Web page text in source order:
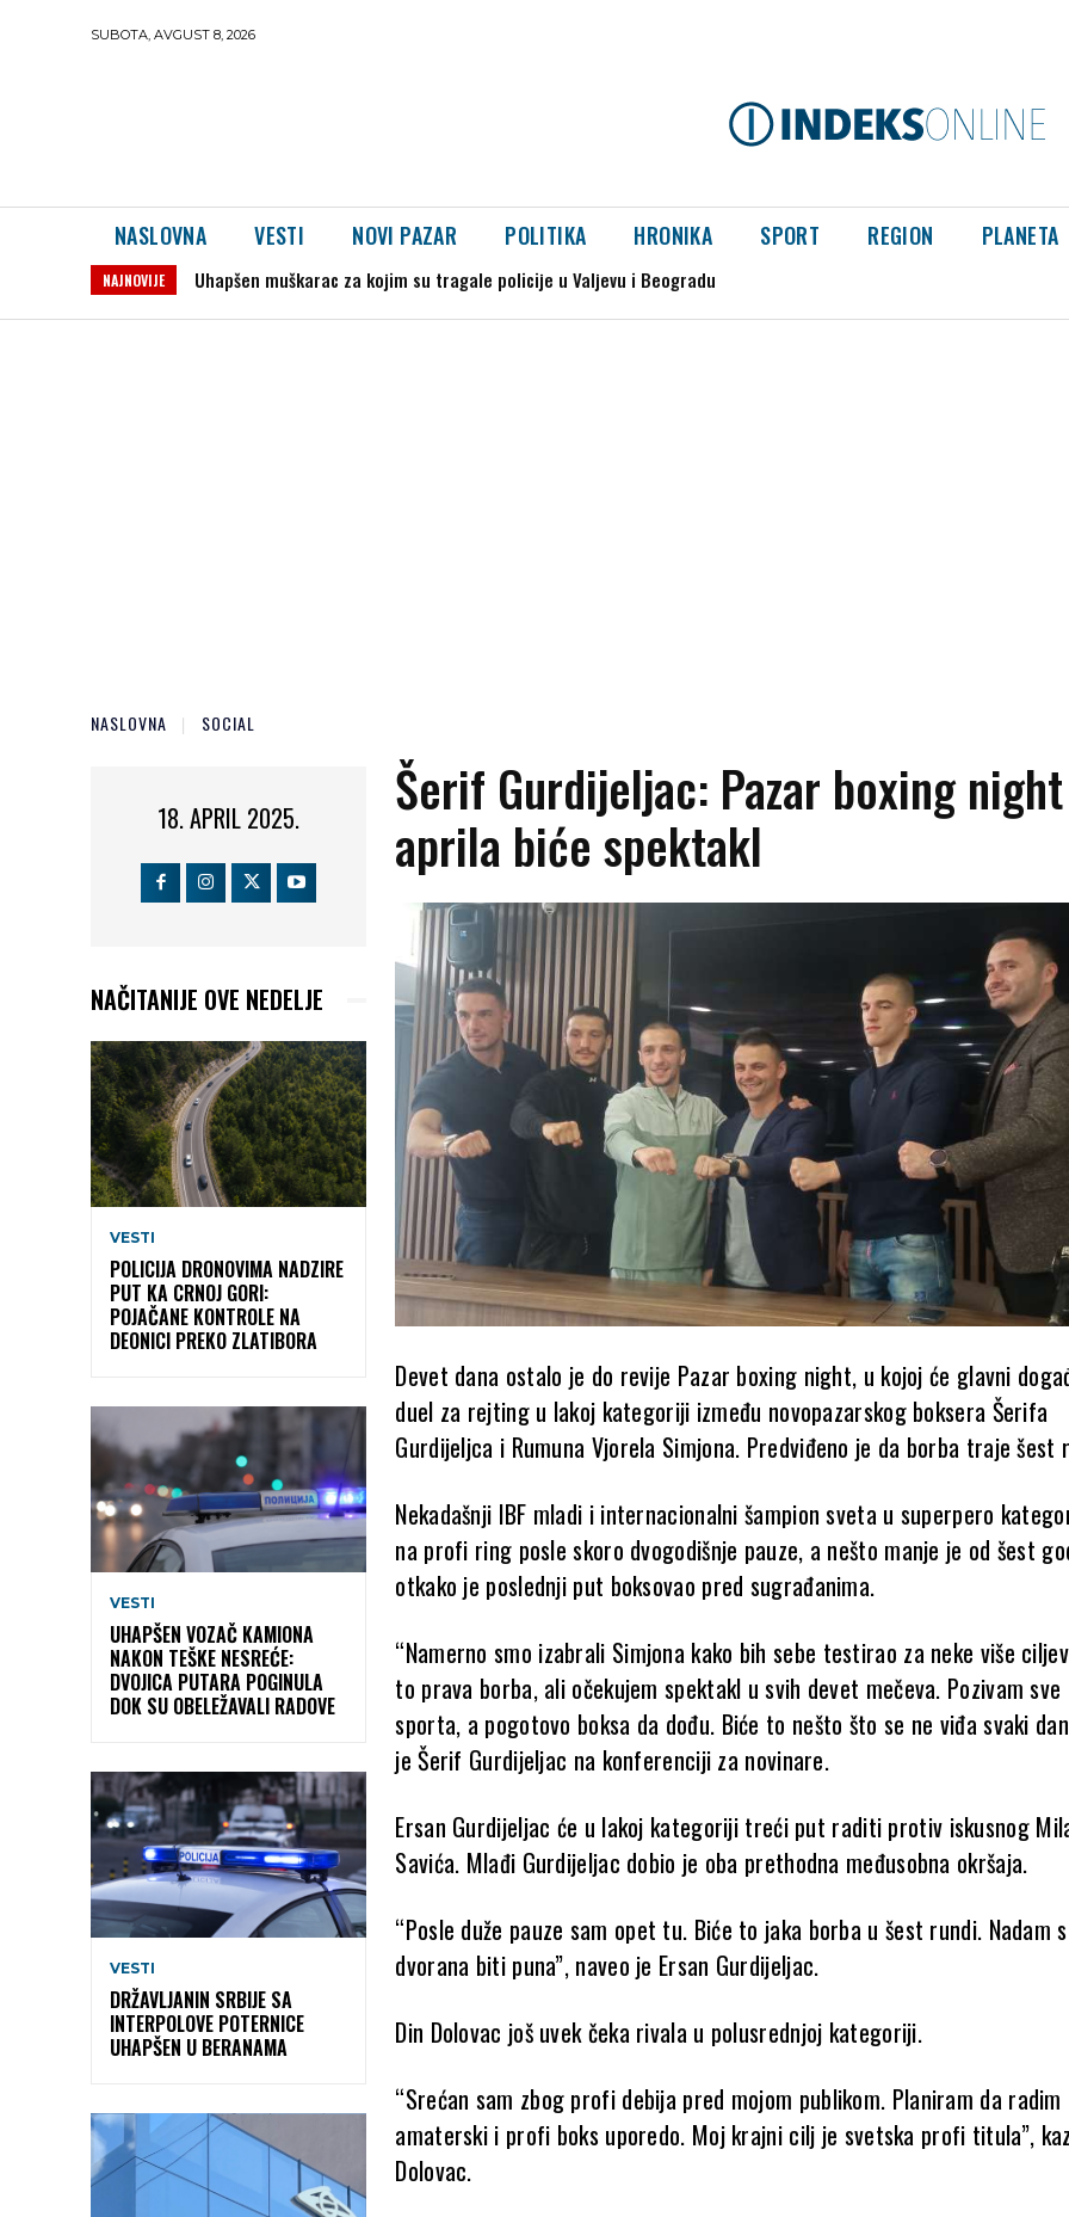
SUBOTA, AVGUST 8, 2026
NASLOVNA VESTI NOVI PAZAR POLITIKA HRONIKA SPORT REGION PLANETA
NAJNOVIJE Uhapšen muškarac za kojim su tragale policije u Valjevu i Beogradu
Severina iz Jajca: „Nema dalje bez priznanja genocida u Srebrenici“
NASLOVNA SOCIAL
18. APRIL 2025.
NAČITANIJE OVE NEDELJE
VESTI
POLICIJA DRONOVIMA NADZIRE
PUT KA CRNOJ GORI:
POJAČANE KONTROLE NA
DEONICI PREKO ZLATIBORA
VESTI
UHAPŠEN VOZAČ KAMIONA
NAKON TEŠKE NESREĆE:
DVOJICA PUTARA POGINULA
DOK SU OBELEŽAVALI RADOVE
VESTI
DRŽAVLJANIN SRBIJE SA
INTERPOLOVE POTERNICE
UHAPŠEN U BERANAMA
Šerif Gurdijeljac: Pazar boxing
aprila biće spektakl
Devet dana ostalo je do revije Pazar boxing night, u kojoj će glavni
duel za rejting u lakoj kategoriji između novopazarskog boksera Šerifa
Gurdijeljca i Rumuna Vjorela Simjona. Predviđeno je da borba traje šest
Nekadašnji IBF mladi i internacionalni šampion sveta u superpero
na profi ring posle skoro dvogodišnje pauze, a nešto manje je od šest
otkako je poslednji put boksovao pred sugrađanima.
“Namerno smo izabrali Simjona kako bih sebe testirao za neke više
to prava borba, ali očekujem spektakl u svih devet mečeva. Pozivam
sporta, a pogotovo boksa da dođu. Biće to nešto što se ne viđa svaki
je Šerif Gurdijeljac na konferenciji za novinare.
Ersan Gurdijeljac će u lakoj kategoriji treći put raditi protiv iskusnog
Savića. Mlađi Gurdijeljac dobio je oba prethodna međusobna okršaja.
“Posle duže pauze sam opet tu. Biće to jaka borba u šest rundi. Nadam
dvorana biti puna”, naveo je Ersan Gurdijeljac.
Din Dolovac još uvek čeka rivala u polusrednjoj kategoriji.
“Srećan sam zbog profi debija pred mojom publikom. Planiram da radim
amaterski i profi boks uporedo. Moj krajni cilj je svetska profi titula”,
Dolovac.